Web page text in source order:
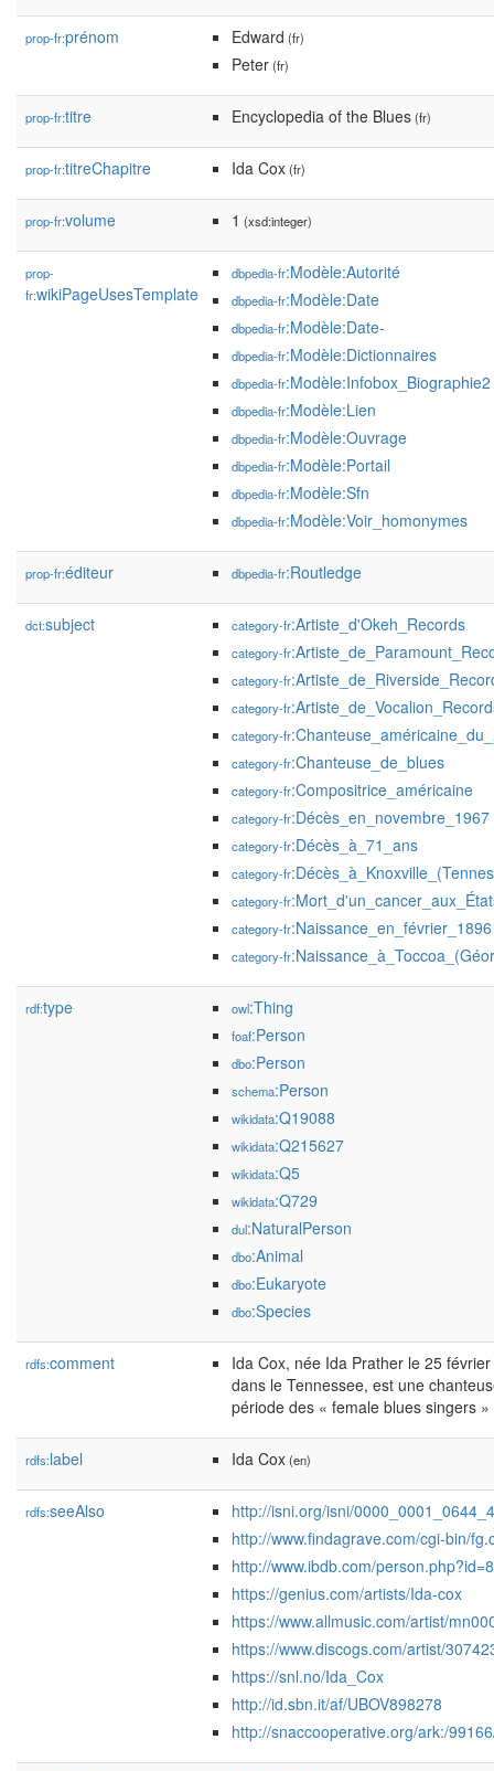
prop-fr:prénom Edward (fr)
Peter(fr)
prop-fr:titre Encyclopedia of the Blues(fr)
prop-fr:titreChapitre Ida Cox(fr)
prop-fr:volume 1 (xsd:integer)
prop-
fr:wikiPageUsesTemplate
dbpedia-fr:Modèle:Autorité
dbpedia-fr:Modèle:Date
dbpedia-fr:Modèle:Date-
dbpedia-fr:Modèle:Dictionnaires
dbpedia-fr:Modèle:Infobox_Biographie2
dbpedia-fr:Modèle:Lien
dbpedia-fr:Modèle:Ouvrage
dbpedia-fr:Modèle:Portail
dbpedia-fr:Modèle:Sfn
dbpedia-fr:Modèle:Voir_homonymes
prop-fr:éditeur dbpedia-fr:Routledge
dct:subject category-fr:Artiste_d'Okeh_Records
category-fr
category-fr
category-fr
category-fr
category-fr:Chanteuse_de_blues
category-fr:Compositrice_américaine
category-fr:Décès_en_novembre_1967
category-fr:Décès_à_71_ans
category-fr
category-fr
category-fr:Naissance_en_février_1896
category-fr
rdf:type owl:Thing
foaf:Person
dbo:Person
schema:Person
wikidata:Q19088
wikidata:Q215627
wikidata:Q5
wikidata:Q729
dul:NaturalPerson
dbo:Animal
dbo:Eukaryote
dbo:Species
rdfs:comment
Ida Cox, née Ida Prather le 25
dans le Tennessee, est une
période des « female blues singers
rdfs:label Ida Cox(en)
rdfs:seeAlso
http://isni.org/isni/
http://www.findagrave.com/cgi-bin/
http://www.ibdb.com/
https://genius.com/artists/Ida-cox
https://www.allmusic.com/artist/
https://www.discogs.com/artist/
https://snl.no/Ida_Cox
http://id.sbn.it/af/UBOV898278
http://snaccooperative.org/ark:/